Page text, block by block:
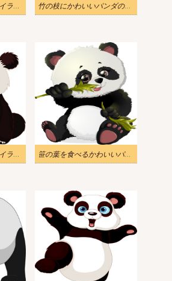
歩くかわいいパンダのイラスト 竹の枝にかわいいパンダのイラスト
笑うかわいいパンダのイラスト 笹の葉を食べるかわいいパンダのイラスト